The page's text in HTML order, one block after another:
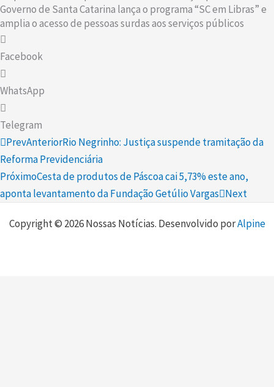
Governo de Santa Catarina lança o programa “SC em Libras” e
amplia o acesso de pessoas surdas aos serviços públicos
Facebook
WhatsApp
Telegram
PrevAnteriorRio Negrinho: Justiça suspende tramitação da
Reforma Previdenciária
PróximoCesta de produtos de Páscoa cai 5,73% este ano,
aponta levantamento da Fundação Getúlio Vargas Next
Copyright © 2026 Nossas Notícias. Desenvolvido porAlpine